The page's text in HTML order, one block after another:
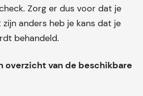
Zorg er dus voor dat je
anders heb je kans dat je
behandeld.
overzicht van de beschikbare